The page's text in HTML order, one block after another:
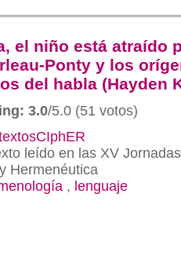
el niño está atraído
Ponty y los
del habla (Hayden
3.0/5.0 (51 votos)
leído en las XV
Hermenéutica
, lenguaje